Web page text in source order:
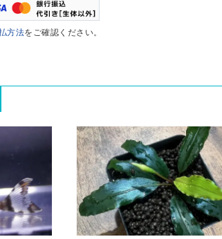
方法をご確認ください。